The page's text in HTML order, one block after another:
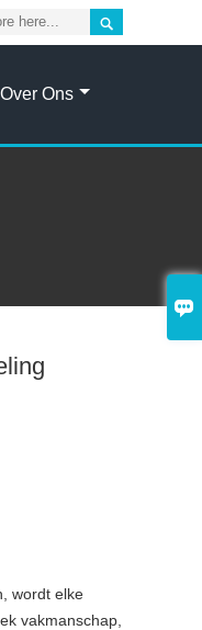


Over Ons
wordt elke
vakmanschap,